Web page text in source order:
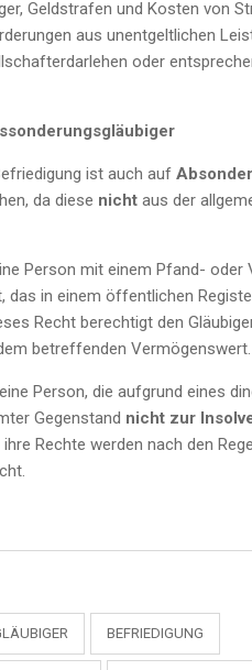
Geldstrafen und Kosten von
aus unentgeltlichen
oder
ist auch auf
da diese nicht aus der
Person mit einem Pfand- oder
in einem öffentlichen
Recht berechtigt den
betreffenden Vermögenswert.
Person, die aufgrund eines
Gegenstand nicht zur
Rechte werden nach den
BEFRIEDIGUNG